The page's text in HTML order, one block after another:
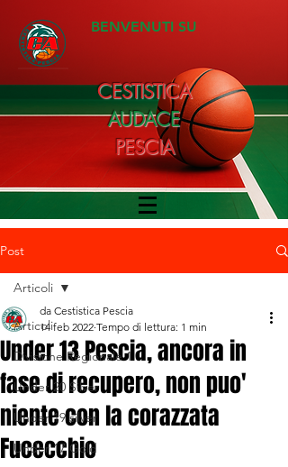
BENVENUTI SU
CESTISTICA
AUDACE
PESCIA
Post
Articoli
Divisione Regionale 1
Under 20 Silver
Under 19 silver
Under 17 Gold
Articoli
Under 13 Pescia, ancora in
fase di recupero, non puo'
niente con la corazzata
Fucecchio
da Cestistica Pescia
14 feb 2022 Tempo di lettura: 1 min